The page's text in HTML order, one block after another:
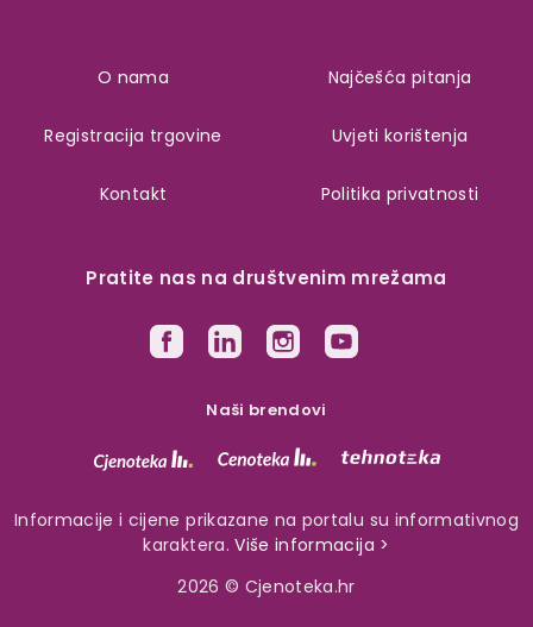
Pratite nas na društvenim mrežama
Naši brendovi
O nama
Registracija trgovine
Kontakt
Najčešća pitanja
Uvjeti korištenja
Politika privatnosti
Informacije i cijene prikazane na portalu su informativnog
karaktera.Više informacija >
2026 © Cjenoteka.hr